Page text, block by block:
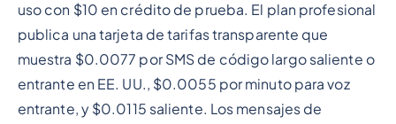
uso con $10 en crédito de prueba. El plan profesional
publica una tarjeta de tarifas transparente que
muestra $0.0077 por SMS de código largo saliente o
entrante en EE. UU., $0.0055 por minuto para voz
entrante, y $0.0115 saliente. Los mensajes de